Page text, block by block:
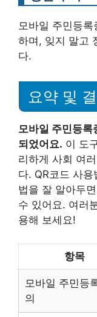
모바일 주민등
하며, 잊지 말고
다.
요약 및
모바일 주민등록
되었어요. 이 도
리하게 사회 여
다. QR코드 사
법을 잘 알아두
수 있어요. 여러
용해 보세요!
항목
모바일 주민등
의